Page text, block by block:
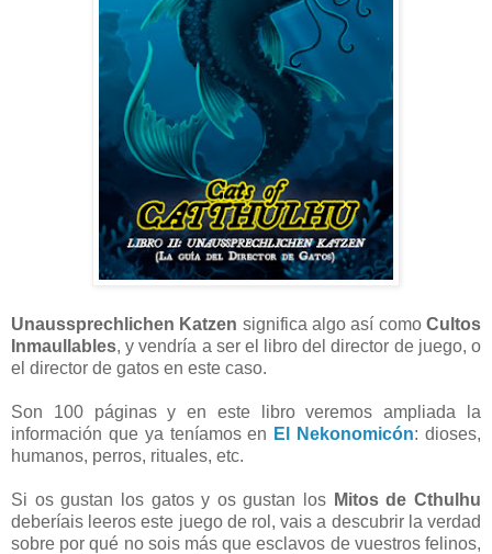
Unaussprechlichen Katzen significa algo así comoCultos
Inmaullables, y vendría a ser el libro del director de juego, o
el director de gatos en este caso.
Son 100 páginas y en este libro veremos ampliada la
información que ya teníamos en El Nekonomicón: dioses,
humanos, perros, rituales, etc.
Si os gustan los gatos y os gustan los Mitos de Cthulhu
deberíais leeros este juego de rol, vais a descubrir la verdad
sobre por qué no sois más que esclavos de vuestros felinos,